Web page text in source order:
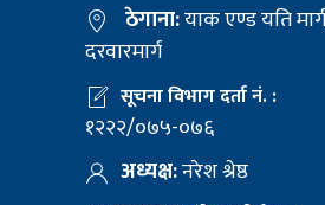
ठेगाना:याक एण्ड यति
दरवारमार्ग
सूचना विभाग दर्ता नं. :
१२२२/०७५-०७६
अध्यक्ष:नरेश श्रेष्ठ